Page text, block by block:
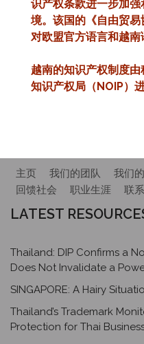
识产权条款进一步加
境。该国的《自由贸
对欧盟官方语言和越南
越南的知识产权制度
知识产权局（NOIP）
主页 我们的团队 我们
回馈社会
职业生涯 联
LATEST
Thailand: DIP Confirms a
Does Not Invalidate a
SINGAPORE: A Hairy
Thailand’s Trademark
Protection for Thai